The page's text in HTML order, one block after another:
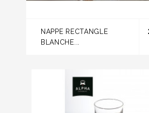
NAPPE RECTANGLE
BLANCHE...